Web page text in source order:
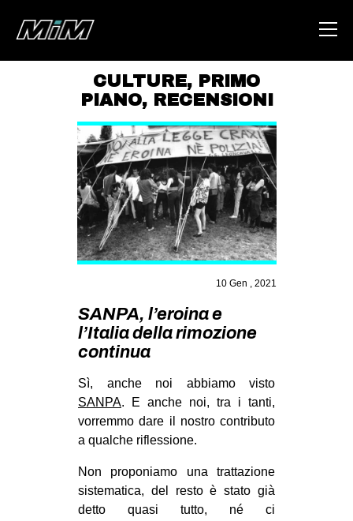
HOME
ABOUT
AREA
DEGENERAZIONE
GAZA FREESTYLE
CSOA LAMBRETTA
ZAM
MOBILITAZIONI
SPAZI
SPORT POPOLARE
MOVIMENTI
AMBIENTE
CULTURE, PRIMO
PIANO, RECENSIONI
10 Gen , 2021
SANPA, l’eroina e
l’Italia della rimozione
continua
Sì, anche noi abbiamo visto
SANPA. E anche noi, tra i tanti,
vorremmo dare il nostro contributo
a qualche riflessione.
Non proponiamo una trattazione
sistematica, del resto è stato già
detto quasi tutto, né ci